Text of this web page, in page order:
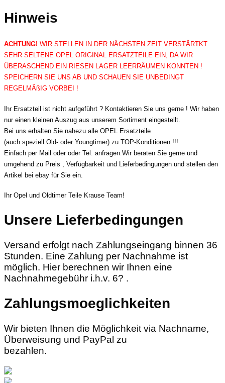
Hinweis
ACHTUNG! WIR STELLEN IN DER NÄCHSTEN ZEIT VERSTÄRTKT
SEHR SELTENE OPEL ORIGINAL ERSATZTEILE EIN, DA WIR
ÜBERASCHEND EIN RIESEN LAGER LEERRÄUMEN KONNTEN !
SPEICHERN SIE UNS AB UND SCHAUEN SIE UNBEDINGT
REGELMÄßIG VORBEI !
Ihr Ersatzteil ist nicht aufgeführt ? Kontaktieren Sie uns gerne ! Wir haben
nur einen kleinen Auszug aus unserem Sortiment eingestellt.
Bei uns erhalten Sie nahezu alle OPEL Ersatzteile
(auch speziell Old- oder Youngtimer) zu TOP-Konditionen !!!
Einfach per Mail oder oder Tel. anfragen.Wir beraten Sie gerne und
umgehend zu Preis , Verfügbarkeit und Lieferbedingungen und stellen den
Artikel bei ebay für Sie ein.
Ihr Opel und Oldtimer Teile Krause Team!
Unsere Lieferbedingungen
Versand erfolgt nach Zahlungseingang binnen 36
Stunden. Eine Zahlung per Nachnahme ist
möglich. Hier berechnen wir Ihnen eine
Nachnahmegebühr i.h.v. 6? .
Zahlungsmoeglichkeiten
Wir bieten Ihnen die Möglichkeit via Nachname,
Überweisung und PayPal zu
bezahlen.